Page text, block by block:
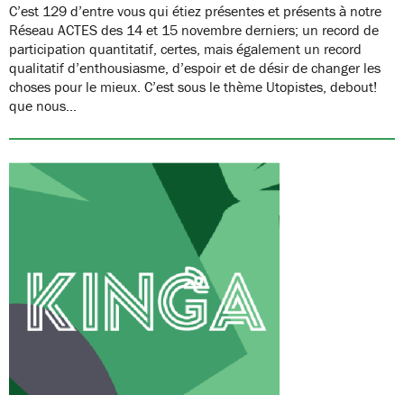
C’est 129 d’entre vous qui étiez présentes et présents à notre
Réseau ACTES des 14 et 15 novembre derniers; un record de
participation quantitatif, certes, mais également un record
qualitatif d’enthousiasme, d’espoir et de désir de changer les
choses pour le mieux. C’est sous le thème Utopistes, debout!
que nous…